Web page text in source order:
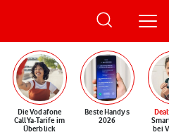
Die Vodafone
CallYa-Tarife im
Überblick
Beste Handys
2026
Deal
bei